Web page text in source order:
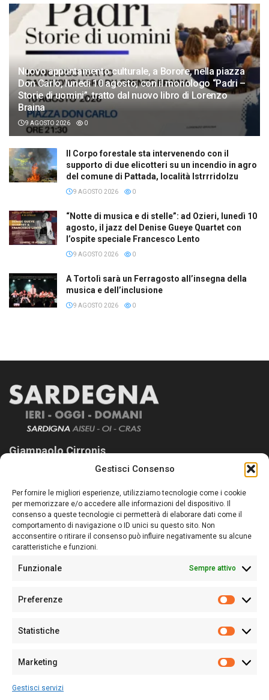
Gestisci Consenso
Per fornire le migliori esperienze, utilizziamo tecnologie come i cookie
per memorizzare e/o accedere alle informazioni del dispositivo. Il
consenso a queste tecnologie ci permetterà di elaborare dati come il
comportamento di navigazione o ID unici su questo sito. Non
acconsentire o ritirare il consenso può influire negativamente su alcune
caratteristiche e funzioni.
Funzionale Sempre attivo
Preferenze
Statistiche
Marketing
Gestisci servizi
Nuovo appuntamento culturale, a Borore, nella piazza
Don Carlo, lunedì 10 agosto, con il monologo “Padri –
Storie di uomini”, tratto dal nuovo libro di Lorenzo
Braina
9 AGOSTO 2026 0
Il Corpo forestale sta intervenendo con il
supporto di due elicotteri su un incendio in agro
del comune di Pattada, località Istrrridolzu
9 AGOSTO 2026 0
“Notte di musica e di stelle”: ad Ozieri, lunedì 10
agosto, il jazz del Denise Gueye Quartet con
l’ospite speciale Francesco Lento
9 AGOSTO 2026 0
A Tortolì sarà un Ferragosto all’insegna della
musica e dell’inclusione
9 AGOSTO 2026 0
Giampaolo Cirronis
Sardegna Ieri-Oggi-Domani nasce per informare “liberamente” i
lettori su quanto accade in Sardegna, con un occhio rivolto al
nostro passato e, soprattutto, al nostro futuro
Follow Us
Sede:Via Cristoforo Colombo 09013 Carbonia
Partita IVA02270380922
128/2020 del 10/02/2020
Per la Pubblicità: